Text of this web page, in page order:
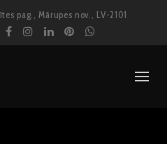
pag., Mārupes nov., LV-2101